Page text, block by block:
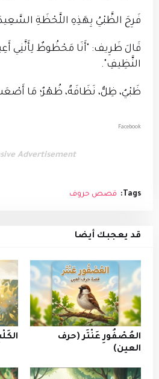
فَرِحَ الظَّبْيُ بِهَذِهِ اللَّحْظَةِ
قَالَ ظَرِيف: "أَنَا مَحْظُوظٌ لِأَنَّنِي
النَّظِيفِ".
ظَبْيٌ، ظِلٌّ، نَظَافَةٌ، ظُهْرٌ؛ مَا
Facebook
Advertisement
Tags: قصص حروف
قد يعجبك أيضا
العُصْفُورِ عَنْتَر (حرف
العين)